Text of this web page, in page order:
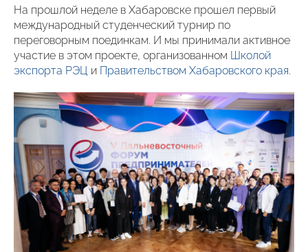
На прошлой неделе в Хабаровске прошел первый
международный студенческий турнир по
переговорным поединкам. И мы принимали активное
участие в этом проекте, организованном Школой
экспорта РЭЦ и Правительством Хабаровского края.